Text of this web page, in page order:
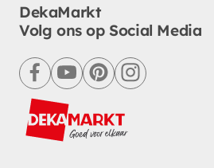
DekaMarkt
Volg ons op Social Media
facebookyoutubepinterestinstagram